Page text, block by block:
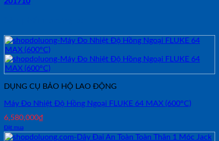
DỤNG CỤ BẢO HỘ LAO ĐỘNG
Máy Đo Nhiệt Độ Hồng Ngoại FLUKE 64 MAX (600°C)
6,580,000₫
Đặt mua